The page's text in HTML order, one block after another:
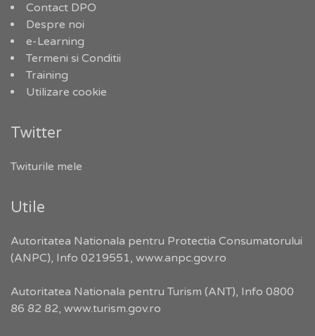
Contact DPO
Despre noi
e-Learning
Termeni si Conditii
Training
Utilizare cookie
Twitter
Twiturile mele
Utile
Autoritatea Nationala pentru Protectia Consumatorului
(ANPC), Info 0219551, www.anpc.gov.ro
Autoritatea Nationala pentru Turism (ANT), Info 0800
86 82 82, www.turism.gov.ro